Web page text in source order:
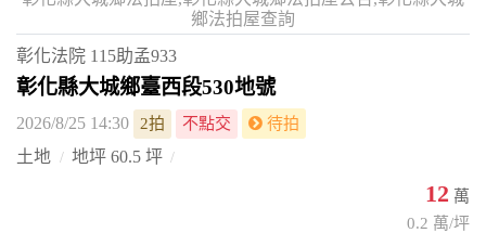
鄉法拍屋查詢
彰化法院 115助孟933
彰化縣大城鄉臺西段530地號
2026/8/25 14:30 2拍 不點交 待拍
土地 地坪 60.5 坪
12 萬
0.2 萬/坪